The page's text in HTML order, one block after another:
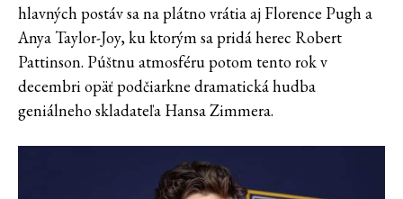
hlavných postáv sa na plátno vrátia aj Florence Pugh a
Anya Taylor-Joy, ku ktorým sa pridá herec Robert
Pattinson. Púštnu atmosféru potom tento rok v
decembri opäť podčiarkne dramatická hudba
geniálneho skladateľa Hansa Zimmera.